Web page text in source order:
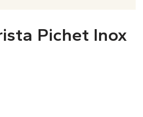
Pichet Inox